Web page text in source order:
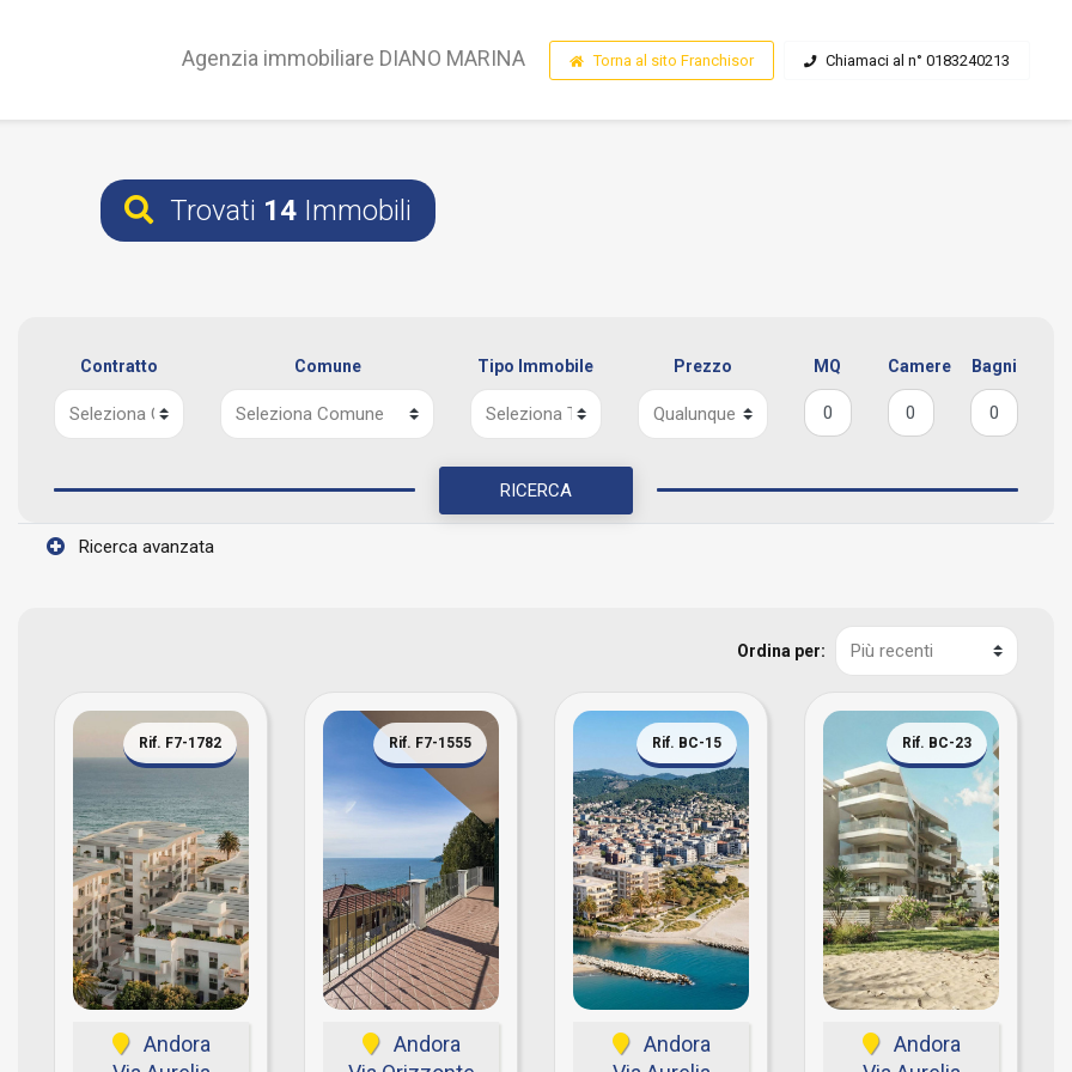
Agenzia immobiliare DIANO MARINA Torna al sito Franchisor Chiamaci al n° 0183240213
Trovati 14 Immobili
Contratto Comune Tipo Immobile Prezzo MQ Camere Bagni
RICERCA
Ricerca avanzata
Ordina per:
Rif. F7-1782
Andora
Rif. F7-1555
Andora
Rif. BC-15
Andora
Rif. BC-23
Andora